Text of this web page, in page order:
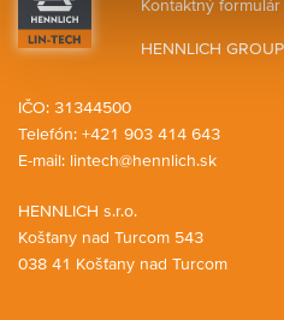
Kontaktný formulár
HENNLICH GROUP
HENNLICH s.r.o.
Košťany nad Turcom 543
038 41 Košťany nad Turcom
IČO: 31344500
Telefón: +421 903 414 643
E-mail: lintech@hennlich.sk